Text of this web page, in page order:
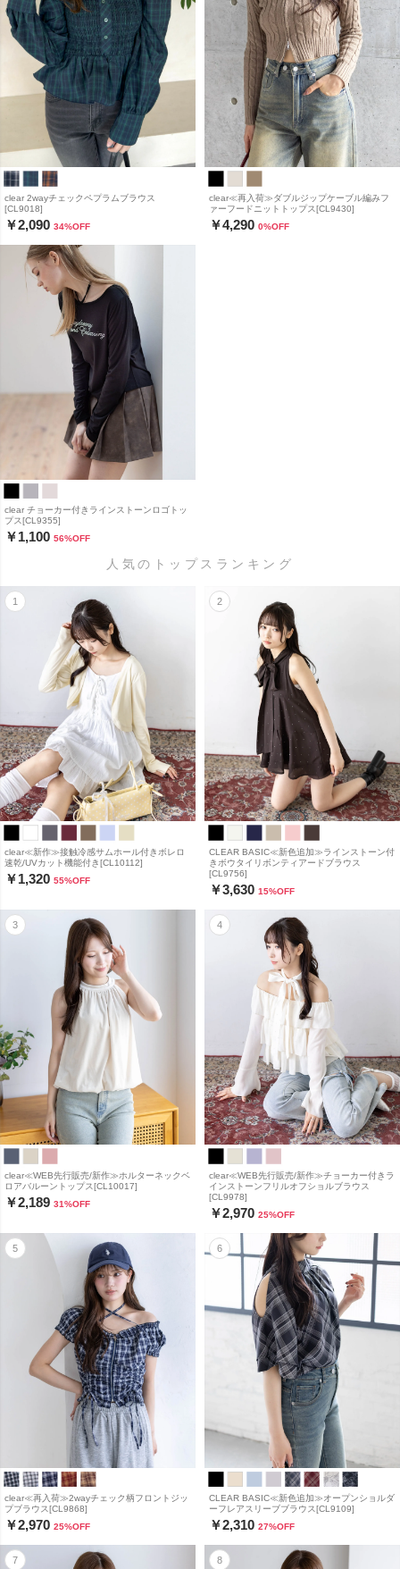
clear 2wayチェックペプラムブラウス
[CL9018]
￥2,090 34%OFF
clear≪再入荷≫ダブルジップケーブル編みフ
ァーフードニットトップス[CL9430]
￥4,290 0%OFF
clear チョーカー付きラインストーンロゴトッ
プス[CL9355]
￥1,100 56%OFF
人気のトップスランキング
clear≪新作≫接触冷感サムホール付きボレロ
速乾/UVカット機能付き[CL10112]
￥1,320 55%OFF
CLEAR BASIC≪新色追加≫ラインストーン付
きボウタイリボンティアードブラウス
[CL9756]
￥3,630 15%OFF
clear≪WEB先行販売/新作≫ホルターネックベ
ロアバルーントップス[CL10017]
￥2,189 31%OFF
clear≪WEB先行販売/新作≫チョーカー付きラ
インストーンフリルオフショルブラウス
[CL9978]
￥2,970 25%OFF
clear≪再入荷≫2wayチェック柄フロントジッ
プブラウス[CL9868]
￥2,970 25%OFF
CLEAR BASIC≪新色追加≫オープンショルダ
ーフレアスリーブブラウス[CL9109]
￥2,310 27%OFF